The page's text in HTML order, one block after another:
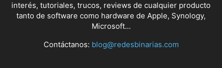
interés, tutoriales, trucos, reviews de cualquier producto
tanto de software como hardware de Apple, Synology,
Microsoft...
Contáctanos: blog@redesbinarias.com